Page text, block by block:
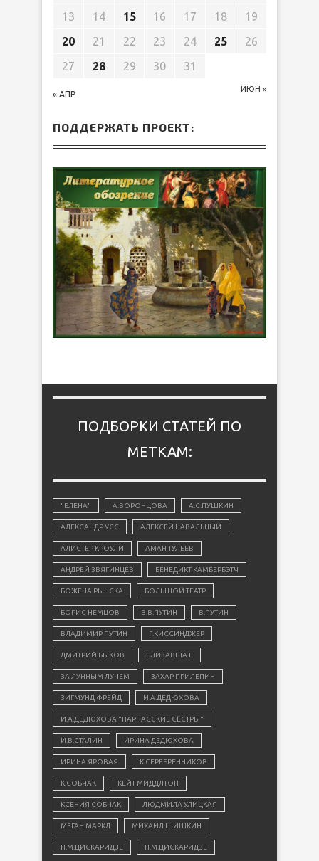
« АПР
ИЮН »
13
14 15 16 17 18
19
20
21 22 23 24 25
26
27
28 29 30 31
ПОДДЕРЖАТЬ ПРОЕКТ:
ПОДБОРКИ СТАТЕЙ ПО
МЕТКАМ:
"ЕЛЕНА" А.ВОРОНЦОВА А.С.ПУШКИН
АЛЕКСАНДР УСС АЛЕКСЕЙ НАВАЛЬНЫЙ
АЛИСТЕР КРОУЛИ АМАН ТУЛЕЕВ
АНДРЕЙ ЗВЯГИНЦЕВ БЕНЕДИКТ КАМБЕРБЭТЧ
БОЖЕНА РЫНСКА БОЛЬШОЙ ТЕАТР
БОРИС НЕМЦОВ В.В.ПУТИН В.ПУТИН
ВЛАДИМИР ПУТИН Г.КИССИНДЖЕР
ДМИТРИЙ БЫКОВ ЕЛИЗАВЕТА II
ЗА ЛУННЫМ ЛУЧЕМ ЗАХАР ПРИЛЕПИН
ЗИГМУНД ФРЕЙД И.А.ДЕДЮХОВА
И.А.ДЕДЮХОВА "ПАРНАССКИЕ СЁСТРЫ"
И.В.СТАЛИН ИРИНА ДЕДЮХОВА
ИРИНА ЯРОВАЯ К.СЕРЕБРЕННИКОВ
К.СОБЧАК КЕЙТ МИДДЛТОН
КСЕНИЯ СОБЧАК ЛЮДМИЛА УЛИЦКАЯ
МЕГАН МАРКЛ МИХАИЛ ШИШКИН
Н.М.ЦИСКАРИДЗЕ Н.М.ЦИСКАРИДЗЕ